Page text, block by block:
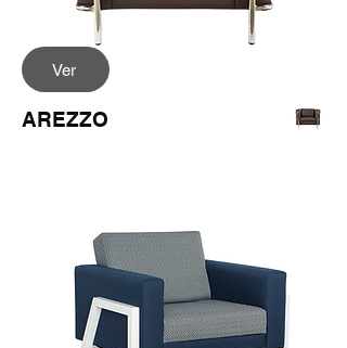
Ver
AREZZO